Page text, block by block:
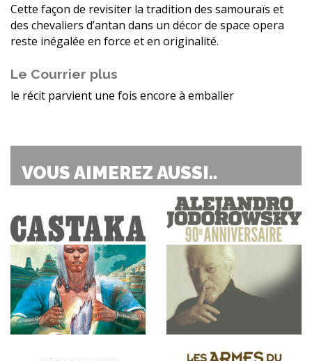
Cette façon de revisiter la tradition des samouraïs et
des chevaliers d’antan dans un décor de space opera
reste inégalée en force et en originalité.
Le Courrier plus
le récit parvient une fois encore à emballer
VOUS AIMEREZ AUSSI..